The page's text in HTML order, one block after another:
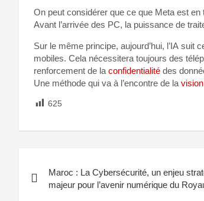
On peut considérer que ce que Meta est en
Avant l’arrivée des PC, la puissance de
Sur le même principe, aujourd’hui, l’IA suit
mobiles. Cela nécessitera toujours des
renforcement de la confidentialité des
Une méthode qui va à l’encontre de la vision
625
Maroc : La Cybersécurité, un enjeu
majeur pour l’avenir numérique du